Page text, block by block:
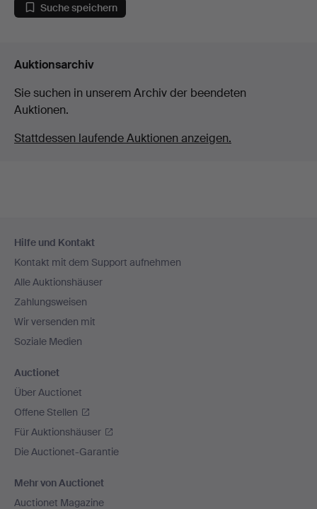
Suche speichern
Auktionsarchiv
Sie suchen in unserem Archiv der beendeten
Auktionen.
Stattdessen laufende Auktionen anzeigen.
Navigation
Hilfe und Kontakt
Kontakt mit dem Support aufnehmen
Alle Auktionshäuser
Zahlungsweisen
Wir versenden mit
Soziale Medien
Auctionet
Über Auctionet
Offene Stellen
Für Auktionshäuser
Die Auctionet-Garantie
Mehr von Auctionet
Auctionet Magazine